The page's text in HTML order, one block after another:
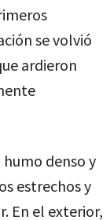
se volvió
ardieron
denso y
estrechos y
En el exterior,